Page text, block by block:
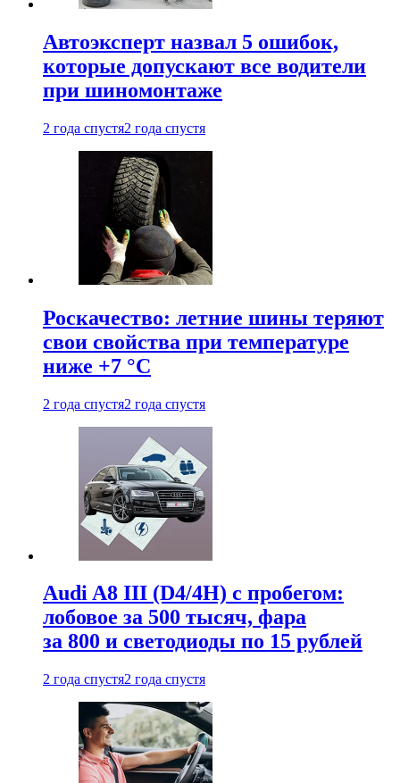
Автоэксперт назвал 5 ошибок,
которые допускают все водители
при шиномонтаже
2 года спустя2 года спустя
Роскачество: летние шины теряют
свои свойства при температуре
ниже +7 °C
2 года спустя2 года спустя
Audi A8 III (D4/4H) c пробегом:
лобовое за 500 тысяч, фара
за 800 и светодиоды по 15 рублей
2 года спустя2 года спустя